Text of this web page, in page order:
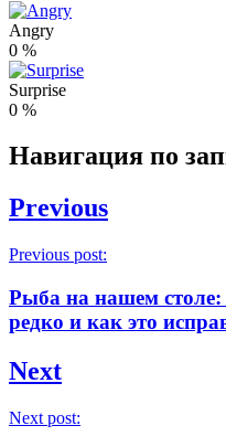
Angry
0 %
Surprise
0 %
Навигация по
Previous
Previous post:
Рыба на нашем
редко и как это
Next
Next post: